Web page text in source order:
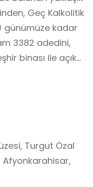
Geç Kalkolitik
günümüze kadar
3382 adedini,
binası ile açık
Mücadele
sergilenen
canlandırma ile de
yapısının
Turgut Özal
Afyonkarahisar,